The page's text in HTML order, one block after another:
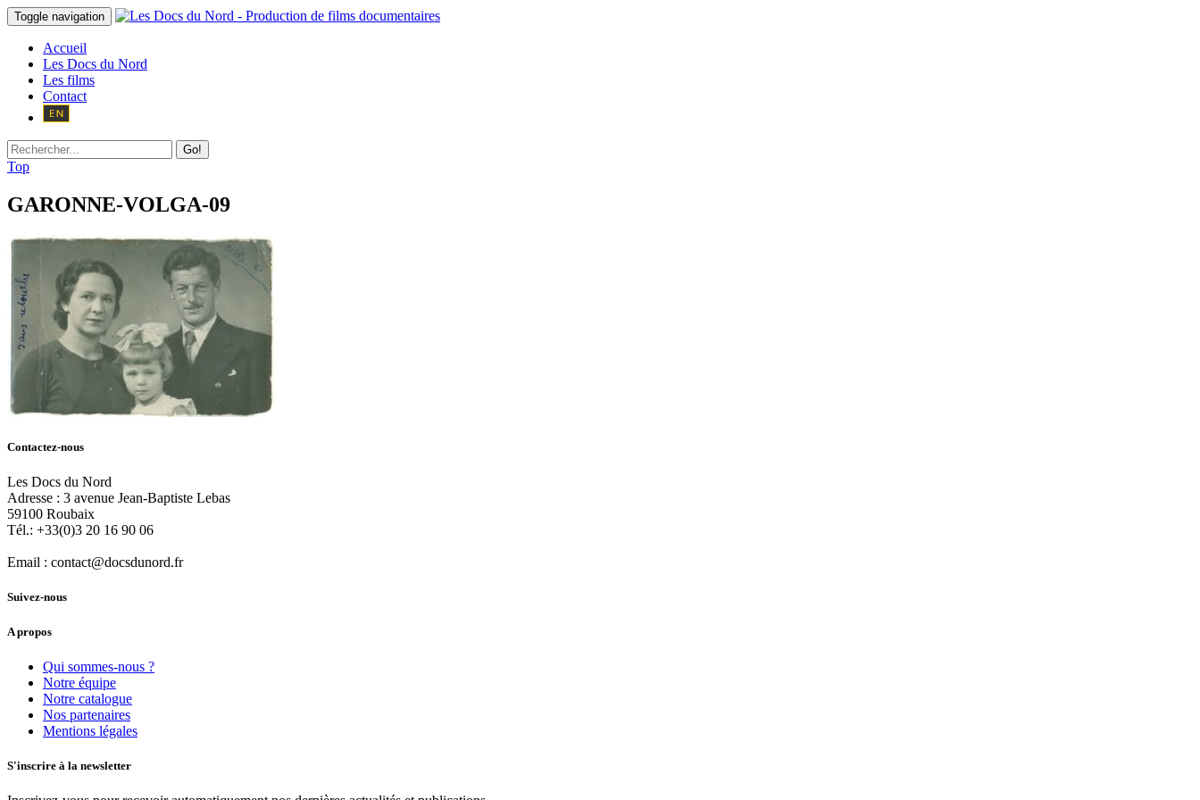
Toggle navigation
Accueil
Les Docs du Nord
Les films
Contact
Go!
Top
GARONNE-VOLGA-09
Contactez-nous
Les Docs du Nord
Adresse : 3 avenue Jean-Baptiste Lebas
59100 Roubaix
Tél.: +33(0)3 20 16 90 06
Email : contact@docsdunord.fr
Suivez-nous
A propos
Qui sommes-nous ?
Notre équipe
Notre catalogue
Nos partenaires
Mentions légales
S'inscrire à la newsletter